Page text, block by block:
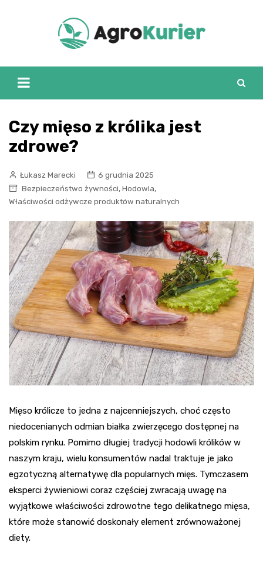
Czy mięso z królika jest
zdrowe?
Łukasz Marecki
6 grudnia 2025
Bezpieczeństwo żywności, Hodowla,
Właściwości odżywcze produktów naturalnych
Mięso królicze to jedna z najcenniejszych, choć często
niedocenianych odmian białka zwierzęcego dostępnej na
polskim rynku. Pomimo długiej tradycji hodowli królików w
naszym kraju, wielu konsumentów nadal traktuje je jako
egzotyczną alternatywę dla popularnych mięs. Tymczasem
eksperci żywieniowi coraz częściej zwracają uwagę na
wyjątkowe właściwości zdrowotne tego delikatnego mięsa,
które może stanowić doskonały element zrównoważonej
diety.